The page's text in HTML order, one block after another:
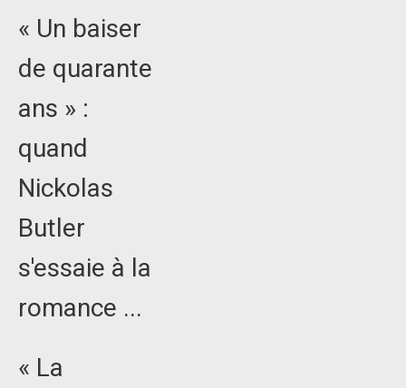
« Un baiser
de quarante
ans » :
quand
Nickolas
Butler
s'essaie à la
romance ...
« La